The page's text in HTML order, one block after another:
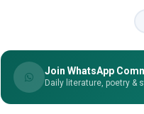
Join WhatsApp
Daily literature, poetry &